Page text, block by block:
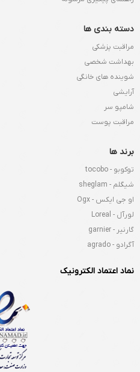
دسته بندی ها
مراقبت پزشکی
بهداشت شخصی
شوینده های خانگی
آرایشی
شامپو سر
مراقبت پوست
برند ها
توکوبو - tocobo
شیگلم - sheglam
او جی ایکس - Ogx
لورآل - Loreal
گارنیر - garnier
آگرادو - agrado
نماد اعتماد الکترونیک